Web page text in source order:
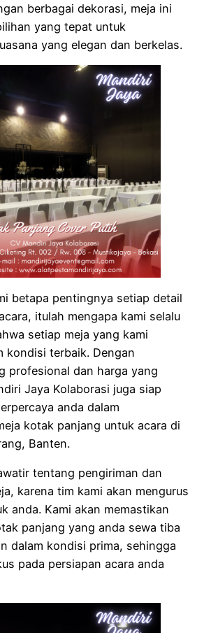
berbagai dekorasi, meja ini
yang tepat untuk
yang elegan dan berkelas.
betapa pentingnya setiap detail
itulah mengapa kami selalu
setiap meja yang kami
kondisi terbaik. Dengan
profesional dan harga yang
Jaya Kolaborasi juga siap
anda dalam
kotak panjang untuk acara di
Banten.
tentang pengiriman dan
karena tim kami akan mengurus
anda. Kami akan memastikan
panjang yang anda sewa tiba
dalam kondisi prima, sehingga
pada persiapan acara anda